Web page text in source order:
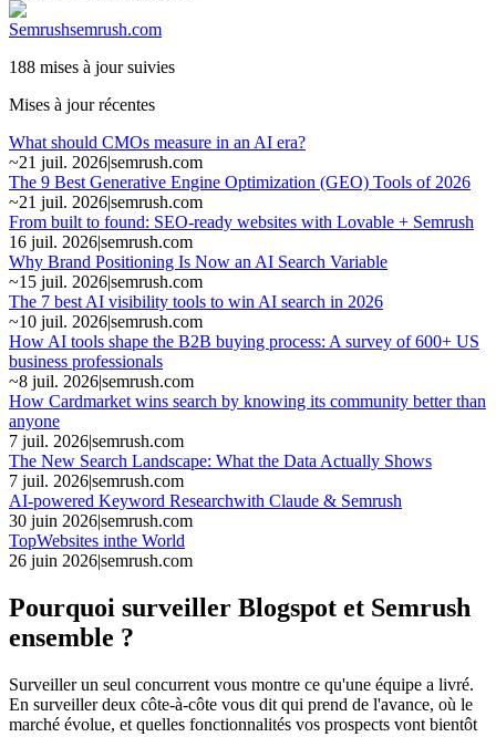
Semrushsemrush.com
188 mises à jour suivies
Mises à jour récentes
What should CMOs measure in an AI era?
~21 juil. 2026|semrush.com
The 9 Best Generative Engine Optimization (GEO) Tools of 2026
~21 juil. 2026|semrush.com
From built to found: SEO-ready websites with Lovable + Semrush
16 juil. 2026|semrush.com
Why Brand Positioning Is Now an AI Search Variable
~15 juil. 2026|semrush.com
The 7 best AI visibility tools to win AI search in 2026
~10 juil. 2026|semrush.com
How AI tools shape the B2B buying process: A survey of 600+ US
business professionals
~8 juil. 2026|semrush.com
How Cardmarket wins search by knowing its community better than
anyone
7 juil. 2026|semrush.com
The New Search Landscape: What the Data Actually Shows
7 juil. 2026|semrush.com
AI-powered Keyword Researchwith Claude & Semrush
30 juin 2026|semrush.com
TopWebsites inthe World
26 juin 2026|semrush.com
Pourquoi surveiller Blogspot et Semrush
ensemble ?
Surveiller un seul concurrent vous montre ce qu'une équipe a livré.
En surveiller deux côte-à-côte vous dit qui prend de l'avance, où le
marché évolue, et quelles fonctionnalités vos prospects vont bientôt